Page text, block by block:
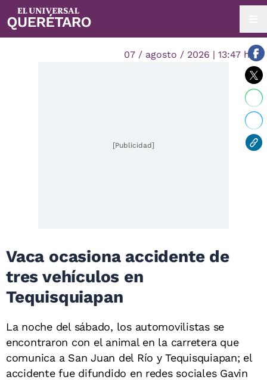
07 / agosto / 2026 | 13:47 hrs.
[Publicidad]
Vaca ocasiona accidente de
tres vehículos en
Tequisquiapan
La noche del sábado, los automovilistas se
encontraron con el animal en la carretera que
comunica a San Juan del Río y Tequisquiapan; el
accidente fue difundido en redes sociales Gavin